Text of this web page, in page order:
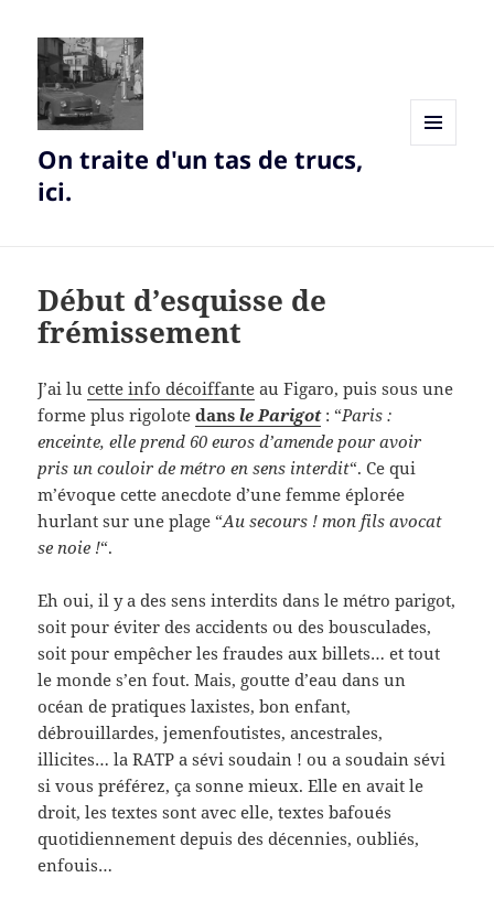
On traite d'un tas de trucs,
ici.
Début d’esquisse de
frémissement
J’ai lucette info décoiffante au Figaro, puis sous une
forme plus rigolotedansle Parigot: “Paris :
enceinte, elle prend 60 euros d’amende pour avoir
pris un couloir de métro en sens interdit“. Ce qui
m’évoque cette anecdote d’une femme éplorée
hurlant sur une plage “Au secours ! mon fils avocat
se noie !“.
Eh oui, il y a des sens interdits dans le métro parigot,
soit pour éviter des accidents ou des bousculades,
soit pour empêcher les fraudes aux billets… et tout
le monde s’en fout. Mais, goutte d’eau dans un
océan de pratiques laxistes, bon enfant,
débrouillardes, jemenfoutistes, ancestrales,
illicites… la RATP a sévi soudain ! ou a soudain sévi
si vous préférez, ça sonne mieux. Elle en avait le
droit, les textes sont avec elle, textes bafoués
quotidiennement depuis des décennies, oubliés,
enfouis…